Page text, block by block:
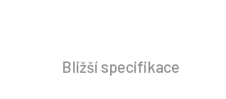
Bližší specifikace